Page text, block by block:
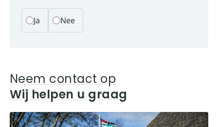
Ja Nee
Neem contact op
Wij helpen u graag